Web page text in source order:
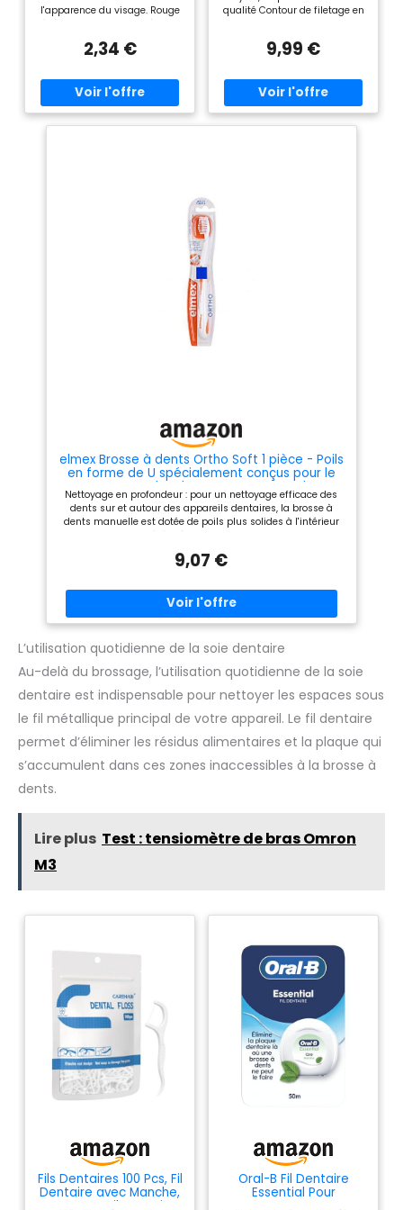
l'apparence du visage. Rouge
à lèvres : Produit cosmétique
ajouter de la couleur et de
utilisé pour unifier le teint du
visage. Mascara : Appliqué sur
les cils pour donner volume et
longueur. Crème hydratante :
2,34 €
qualité Contour de filetage en
des dents et des entretoises
conçue spécifiquement pour
éliminer le biofilm oral autour
des appareils orthodontiques
Pack de 4 couleurs au total.
9,99 €
elmex Brosse à dents Ortho Soft 1 pièce - Poils
en forme de U spécialement conçus pour le
nettoyage des dents sur et autour des
appareils dentaires - Brosse à dents pour
appareils orthodontiques et
Nettoyage en profondeur : pour un nettoyage efficace des
dents sur et autour des appareils dentaires, la brosse à
dents manuelle est dotée de poils plus solides à l'intérieur
et de poils souples à l'extérieur dans une coupe en V Forme
dents orthodontique à tête de brosse courte et de poils
maniable et facile à manipuler Pour appareils dentaires :
recommandée par les dentistes, la brosse à dents Ortho
Elmex est particulièrement adaptée aux personnes avec des
pinces, des fils et d'autres supports orthodontiques
Utilisation quotidienne : la brosse à dents elmex est idéale
pour le brossage quotidien des dents avec des appareils
dentaires et nettoie les dents de manière particulièrement
efficace jusque dans les espaces interdentaires Détails et
contenu de la livraison : brosse à dents ortho elmex douce,
poils en forme de V pour un nettoyage efficace sur et autour
des appareils dentaires, brosse à tête courte pour un usage
quotidien, 1 pièce
9,07 €
L’utilisation quotidienne de la soie dentaire
Au-delà du brossage, l’utilisation quotidienne de la soie
dentaire est indispensable pour nettoyer les espaces sous
le fil métallique principal de votre appareil. Le fil dentaire
permet d’éliminer les résidus alimentaires et la plaque qui
s’accumulent dans ces zones inaccessibles à la brosse à
dents.
Lire plus Test : tensiomètre de bras Omron
M3
Fils Dentaires 100 Pcs, Fil
Dentaire avec Manche,
Cure Dent Fil Dentaire,
Oral-B Fil Dentaire
Essential Pour
Nettoyage